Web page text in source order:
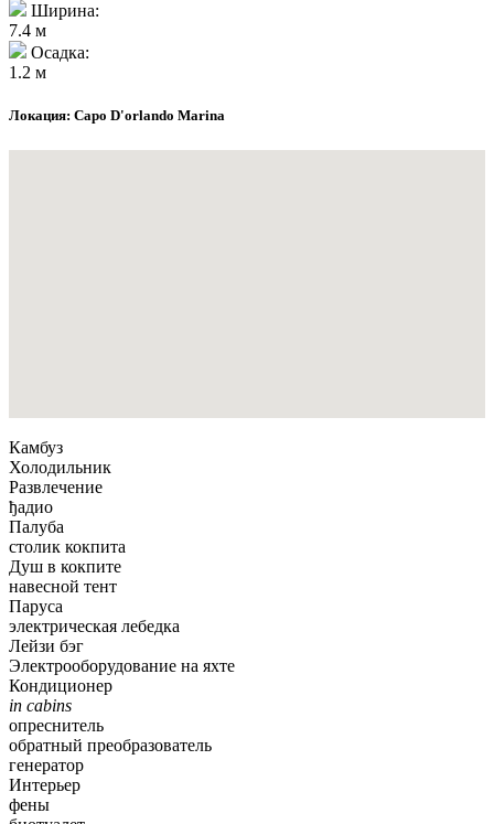
Ширина:
7.4 м
Осадка:
1.2 м
Локация: Capo D'orlando Marina
Камбуз
Холодильник
Развлечение
ђадио
Палуба
столик кокпита
Душ в кокпите
навесной тент
Паруса
электрическая лебедка
Лейзи бэг
Электрооборудование на яхте
Кондиционер
in cabins
опреснитель
обратный преобразователь
генератор
Интерьер
фены